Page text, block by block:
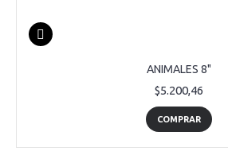
ANIMALES 8"
$5.200,46
COMPRAR